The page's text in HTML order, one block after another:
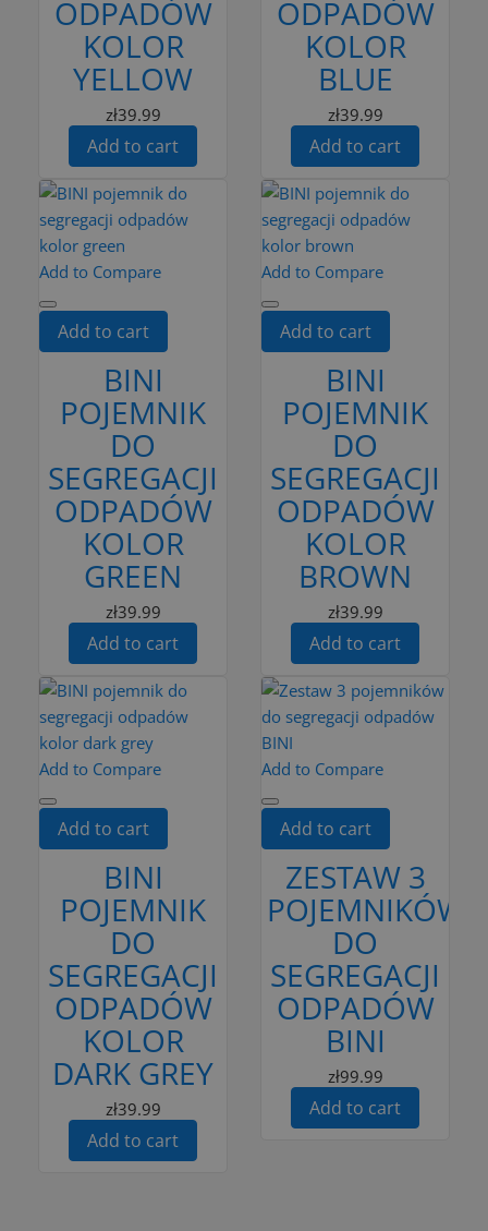
ODPADÓW
KOLOR
YELLOW
zł39.99
Add to cart
ODPADÓW
KOLOR
BLUE
zł39.99
Add to cart
Add to Compare
Add to cart
BINI
POJEMNIK
DO
SEGREGACJI
ODPADÓW
KOLOR
GREEN
zł39.99
Add to cart
Add to Compare
Add to cart
BINI
POJEMNIK
DO
SEGREGACJI
ODPADÓW
KOLOR
BROWN
zł39.99
Add to cart
Add to Compare
Add to cart
BINI
POJEMNIK
DO
SEGREGACJI
ODPADÓW
KOLOR
DARK GREY
zł39.99
Add to cart
Add to Compare
Add to cart
ZESTAW 3
POJEMNIKÓW
DO
SEGREGACJI
ODPADÓW
BINI
zł99.99
Add to cart